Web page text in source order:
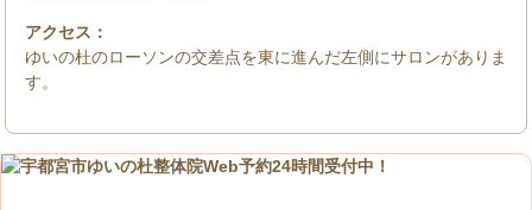
アクセス：
ゆいの杜のローソンの交差点を東に進んだ左側にサロンがありま
す。